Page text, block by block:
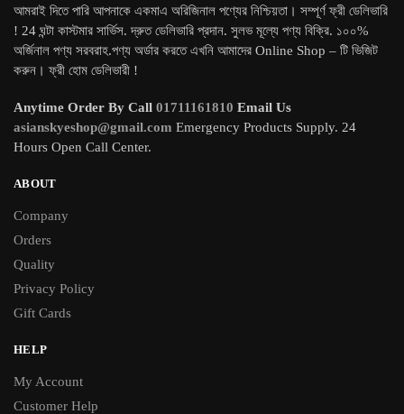
আমরাই দিতে পারি আপনাকে একমাএ অরিজিনাল পণ্যের নিশ্চিয়তা। সম্পূর্ণ ফ্রী ডেলিভারি
! 24 ঘন্টা কাস্টমার সার্ভিস. দ্রুত ডেলিভারি প্রদান. সুলভ মূল্যে পণ্য বিক্রি. ১০০%
অর্জিনাল পণ্য সরবরাহ.পণ্য অর্ডার করতে এখনি আমাদের Online Shop – টি ভিজিট
করুন। ফ্রী হোম ডেলিভারী !
Anytime Order By Call 01711161810 Email Us
asianskyeshop@gmail.com Emergency Products Supply. 24
Hours Open Call Center.
ABOUT
Company
Orders
Quality
Privacy Policy
Gift Cards
HELP
My Account
Customer Help